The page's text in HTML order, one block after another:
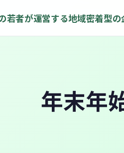
若者が運営する地域密着型の
年末年